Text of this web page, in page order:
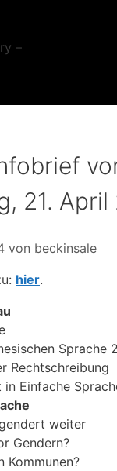
21. April
von beckinsale
hier.
Sprache
Rechtschreibung
in Einfache
weiter
Gendern?
Kommunen?